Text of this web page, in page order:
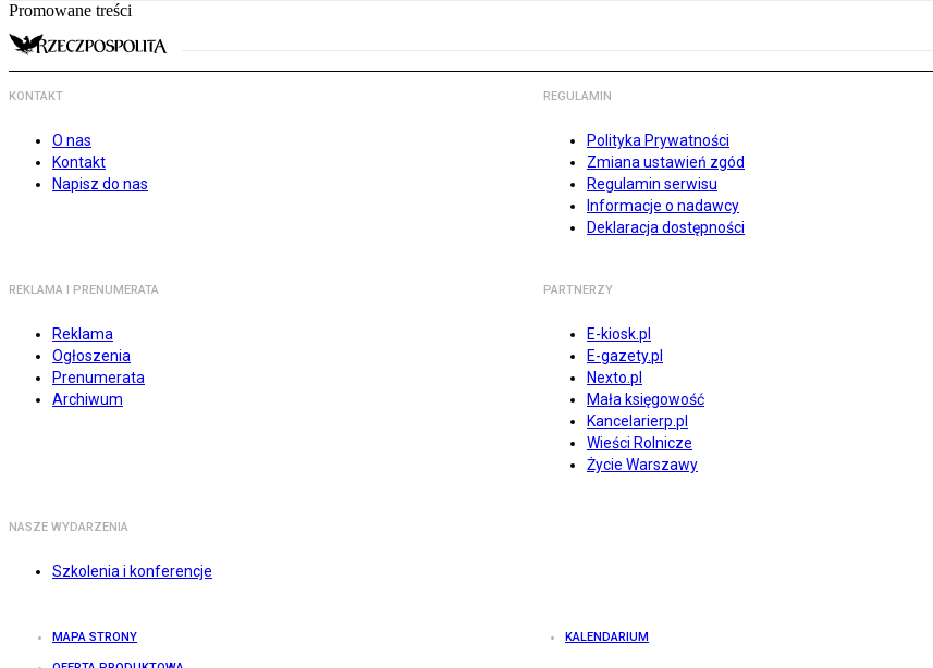
Promowane treści
KONTAKT
O nas
Kontakt
Napisz do nas
REGULAMIN
Polityka Prywatności
Zmiana ustawień zgód
Regulamin serwisu
Informacje o nadawcy
Deklaracja dostępności
REKLAMA I PRENUMERATA
Reklama
Ogłoszenia
Prenumerata
Archiwum
PARTNERZY
E-kiosk.pl
E-gazety.pl
Nexto.pl
Mała księgowość
Kancelarierp.pl
Wieści Rolnicze
Życie Warszawy
NASZE WYDARZENIA
Szkolenia i konferencje
MAPA STRONY KALENDARIUM